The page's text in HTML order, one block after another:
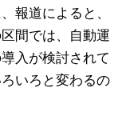
報道によると、
間では、自動運
入が検討されて
いろと変わるの